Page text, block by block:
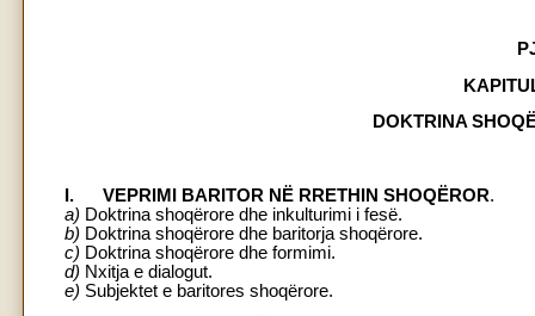
DOKTRINA
I. VEPRIMI BARITOR NË RRETHIN SHOQËROR.
a) Doktrina shoqërore dhe inkulturimi i fesë.
b) Doktrina shoqërore dhe baritorja shoqërore.
c) Doktrina shoqërore dhe formimi.
d) Nxitja e dialogut.
e) Subjektet e baritores shoqërore.